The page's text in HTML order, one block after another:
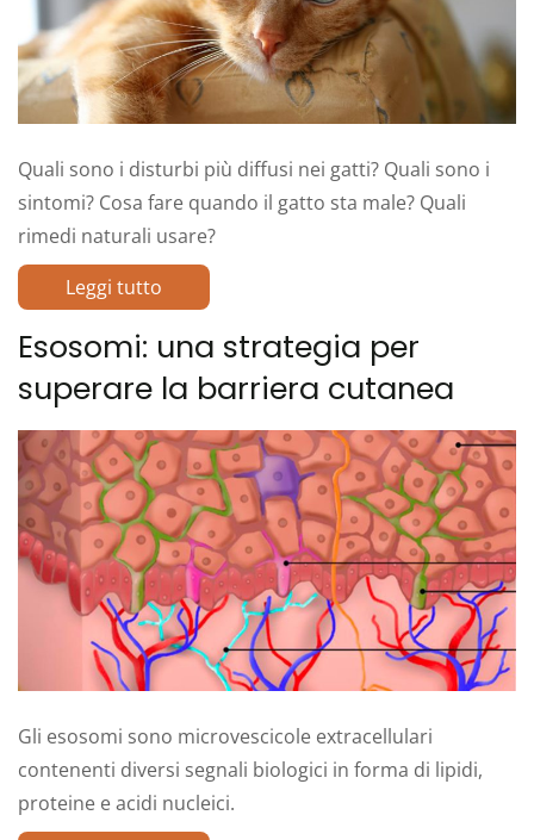
Quali sono i disturbi più diffusi nei gatti? Quali sono i
sintomi? Cosa fare quando il gatto sta male? Quali
rimedi naturali usare?
Leggi tutto
Esosomi: una strategia per
superare la barriera cutanea
Gli esosomi sono microvescicole extracellulari
contenenti diversi segnali biologici in forma di lipidi,
proteine e acidi nucleici.